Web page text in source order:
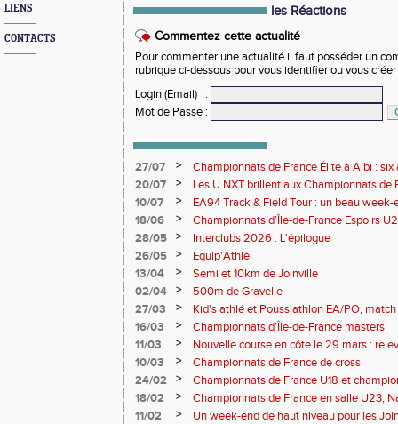
LIENS
CONTACTS
les Réactions
Commentez cette actualité
Pour commenter une actualité il faut posséder un
rubrique ci-dessous pour vous identifier ou vous
Login (Email)
:
Mot de Passe :
27/07 >
Championnats de France Élite à Albi :
rendez-vous de l'élite nationale
20/07 >
Les U.NXT brillent aux Championnats de
une pluie de performances
10/07 >
EA94 Track & Field Tour : un beau
18/06
>
Championnats d’Île-de-France Espoirs
28/05
>
Interclubs 2026 : L'épilogue
26/05
>
Equip'Athlé
13/04
>
Semi et 10km de Joinville
02/04
>
500m de Gravelle
27/03
>
Kid's athlé et Pouss'athlon EA/PO,
championnat LIFA épreuves combinées
16/03 >
Championnats d’Île-de-France masters
11/03
>
Nouvelle course en côte le 29 mars :
10/03
>
Championnats de France de cross
24/02
>
Championnats de France U18 et
Lancers Long
18/02 >
Championnats de France en salle U23,
de cross-country
11/02 >
Un week-end de haut niveau pour les